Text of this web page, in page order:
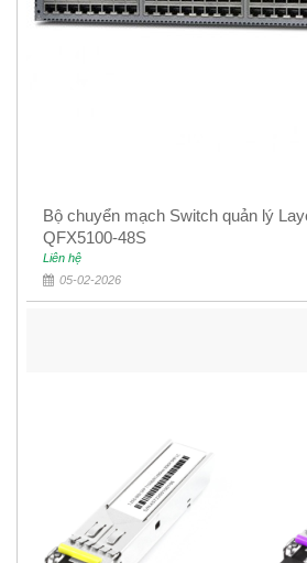
Bộ chuyển mạch Switch quản lý
QFX5100-48S
Liên hệ
05-02-2026